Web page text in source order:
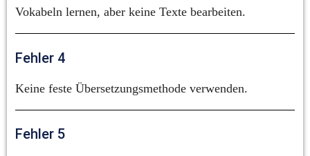
Vokabeln lernen, aber keine Texte bearbeiten.
Fehler 4
Keine feste Übersetzungsmethode verwenden.
Fehler 5